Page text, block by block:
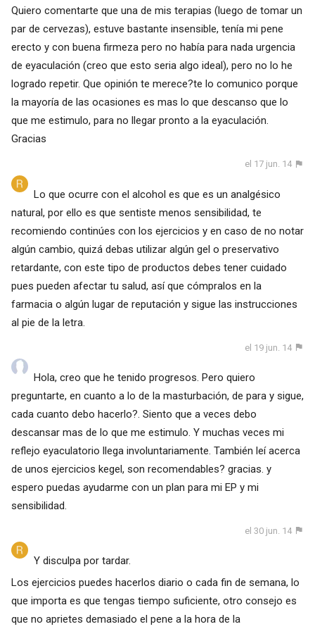
Quiero comentarte que una de mis terapias (luego de tomar un
par de cervezas), estuve bastante insensible, tenía mi pene
erecto y con buena firmeza pero no había para nada urgencia
de eyaculación (creo que esto seria algo ideal), pero no lo he
logrado repetir. Que opinión te merece?te lo comunico porque
la mayoría de las ocasiones es mas lo que descanso que lo
que me estimulo, para no llegar pronto a la eyaculación.
Gracias
el 17 jun. 14
Lo que ocurre con el alcohol es que es un analgésico
natural, por ello es que sentiste menos sensibilidad, te
recomiendo continúes con los ejercicios y en caso de no notar
algún cambio, quizá debas utilizar algún gel o preservativo
retardante, con este tipo de productos debes tener cuidado
pues pueden afectar tu salud, así que cómpralos en la
farmacia o algún lugar de reputación y sigue las instrucciones
al pie de la letra.
el 19 jun. 14
Hola, creo que he tenido progresos. Pero quiero
preguntarte, en cuanto a lo de la masturbación, de para y sigue,
cada cuanto debo hacerlo?. Siento que a veces debo
descansar mas de lo que me estimulo. Y muchas veces mi
reflejo eyaculatorio llega involuntariamente. También leí acerca
de unos ejercicios kegel, son recomendables? gracias. y
espero puedas ayudarme con un plan para mi EP y mi
sensibilidad.
el 30 jun. 14
Y disculpa por tardar.
Los ejercicios puedes hacerlos diario o cada fin de semana, lo
que importa es que tengas tiempo suficiente, otro consejo es
que no aprietes demasiado el pene a la hora de la